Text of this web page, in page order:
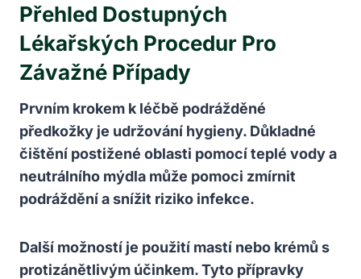
Přehled ​dostupných
Lékařských Procedur ‌pro
Závažné Případy
Prvním krokem k léčbě⁤ podrážděné
předkožky je udržování hygieny. Důkladné
čištění⁣ postižené oblasti ‍pomocí⁤ teplé vody a
neutrálního mýdla může pomoci zmírnit​
podráždění ​a snížit riziko infekce.
Další možností je použití mastí nebo krémů s
protizánětlivým účinkem.⁣ Tyto přípravky